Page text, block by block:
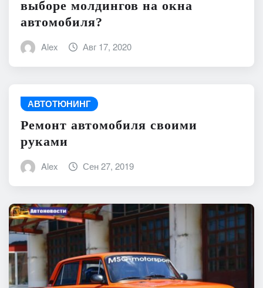
выборе молдингов на окна
автомобиля?
Alex Авг 17, 2020
АВТОТЮНИНГ
Ремонт автомобиля своими
руками
Alex Сен 27, 2019